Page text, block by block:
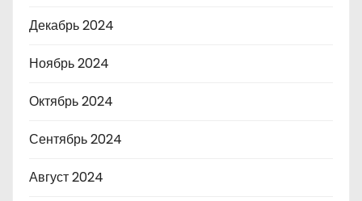
Декабрь 2024
Ноябрь 2024
Октябрь 2024
Сентябрь 2024
Август 2024